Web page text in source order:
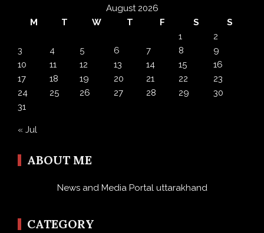
August 2026
M
T W T F S
S
1
2
3
4 5 6 7 8
9
10
11 12 13 14 15
16
17
18 19 20 21 22
23
24
25 26 27 28 29
30
31
« Jul
ABOUT ME
News and Media Portal uttarakhand
CATEGORY